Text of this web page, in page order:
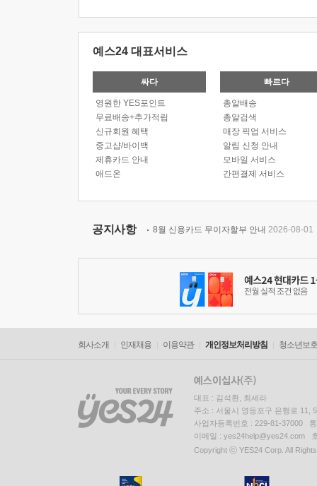
예스24 대표서비스
싸다
영원한 YES포인트
무료배송+추가적립
신규회원 혜택
중고샵/바이백
제휴카드 안내
애드온
빠르다
총알배송
총알검색
매장 픽업 서비스
알림 신청 안내
모바일 서비스
간편결제 서비스
공지사항 8월 신용카드 무이자할부 안내 2026-08-01
회사소개 인재채용 이용약관 개인정보처리방침 청소년보
대표 : 김석환, 최세라
주소 : 서울시 영등포구 은행로 11,
사업자등록번호 : 229-81-37000
이메일 : yes24help@yes24.com
Copyright ⓒ YES24 Corp. All